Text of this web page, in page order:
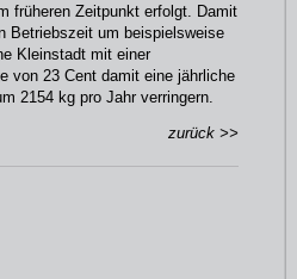
früheren Zeitpunkt erfolgt. Damit
Betriebszeit um beispielsweise
Kleinstadt mit einer
von 23 Cent damit eine jährliche
2154 kg pro Jahr verringern.
zurück >>